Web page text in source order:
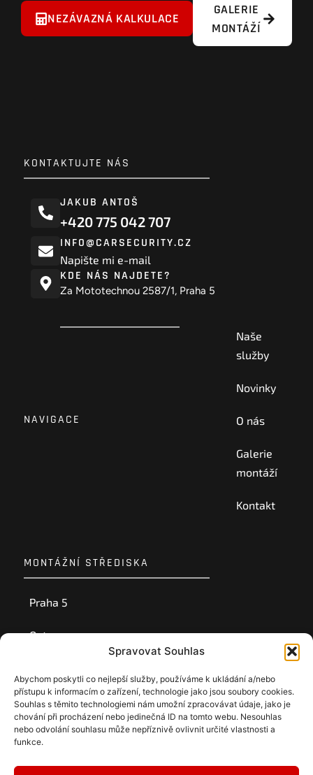
Spravovat Souhlas
Abychom poskytli co nejlepší služby, používáme k ukládání a/nebo
přístupu k informacím o zařízení, technologie jako jsou soubory cookies.
Souhlas s těmito technologiemi nám umožní zpracovávat údaje, jako je
chování při procházení nebo jedinečná ID na tomto webu. Nesouhlas
nebo odvolání souhlasu může nepříznivě ovlivnit určité vlastnosti a
funkce.
NEZÁVAZNÁ KALKULACE
GALERIE
MONTÁŽÍ
KONTAKTUJTE NÁS
JAKUB ANTOŠ
+420 775 042 707
INFO@CARSECURITY.CZ
Napište mi e-mail
KDE NÁS NAJDETE?
Za Mototechnou 2587/1, Praha 5
NAVIGACE
Naše
služby
Novinky
O nás
Galerie
montáží
Kontakt
MONTÁŽNÍ STŘEDISKA
Praha 5
Ostrava